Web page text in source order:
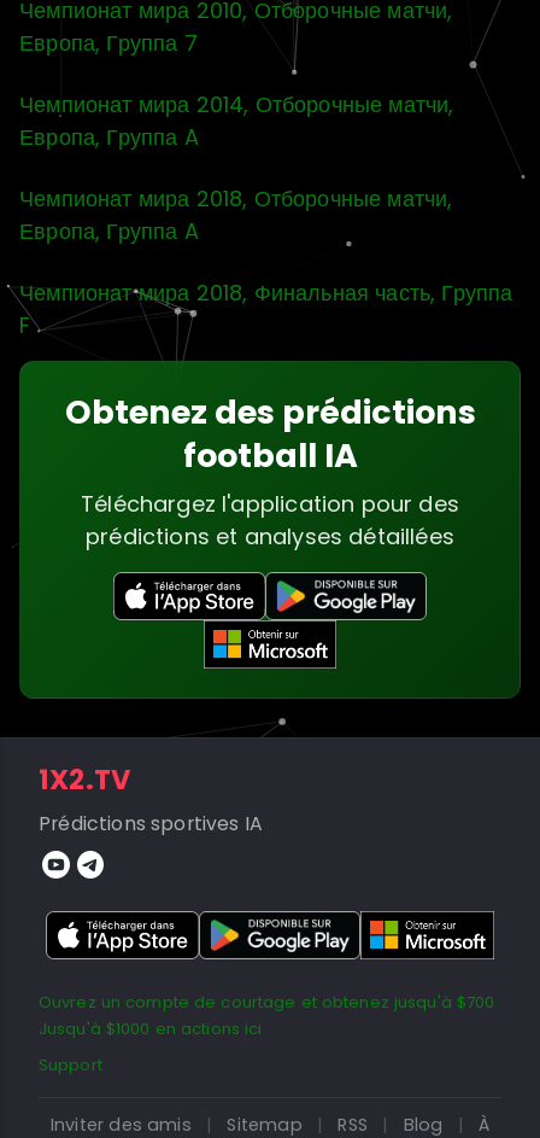
Чемпионат мира 2010, Отборочные матчи,
Европа, Группа 7
Чемпионат мира 2014, Отборочные матчи,
Европа, Группа A
Чемпионат мира 2018, Отборочные матчи,
Европа, Группа A
Чемпионат мира 2018, Финальная часть, Группа
F
Obtenez des prédictions
football IA
Téléchargez l'application pour des
prédictions et analyses détaillées
1X2.TV
Prédictions sportives IA
Ouvrez un compte de courtage et obtenez jusqu'à $700
Jusqu'à $1000 en actions ici
Support
Inviter des amis | Sitemap | RSS | Blog |
À